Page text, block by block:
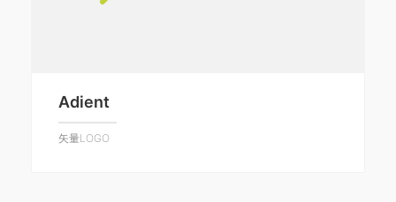
Adient
矢量LOGO